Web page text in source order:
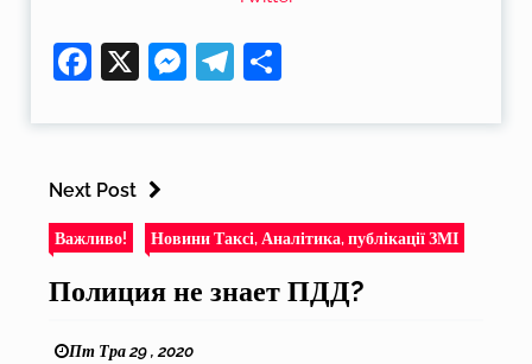
Facebook
X Messenger
Telegram
Next Post
Важливо! Новини Таксі, Аналітика, публікації ЗМІ
Полиция не знает ПДД?
Пт Тра 29 , 2020